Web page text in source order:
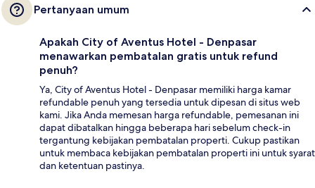
Pertanyaan umum
Apakah City of Aventus Hotel - Denpasar
menawarkan pembatalan gratis untuk refund
penuh?
Ya, City of Aventus Hotel - Denpasar memiliki harga kamar
refundable penuh yang tersedia untuk dipesan di situs web
kami. Jika Anda memesan harga refundable, pemesanan ini
dapat dibatalkan hingga beberapa hari sebelum check-in
tergantung kebijakan pembatalan properti. Cukup pastikan
untuk membaca kebijakan pembatalan properti ini untuk syarat
dan ketentuan pastinya.